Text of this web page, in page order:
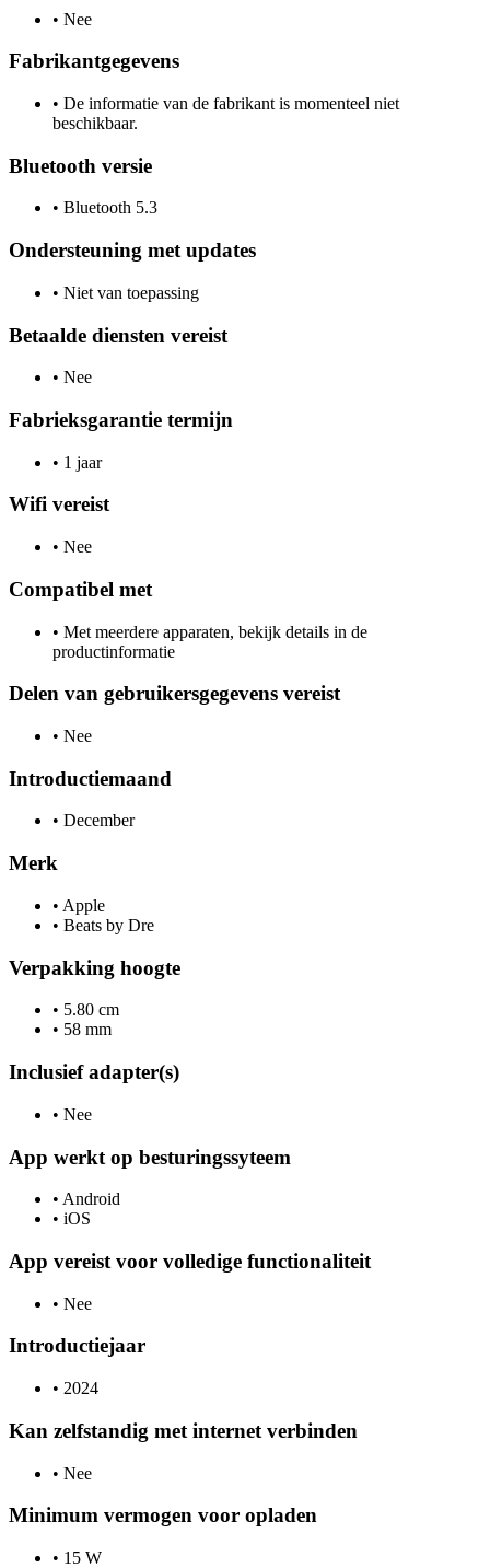
• Nee
Fabrikantgegevens
• De informatie van de fabrikant is momenteel niet
beschikbaar.
Bluetooth versie
• Bluetooth 5.3
Ondersteuning met updates
• Niet van toepassing
Betaalde diensten vereist
• Nee
Fabrieksgarantie termijn
• 1 jaar
Wifi vereist
• Nee
Compatibel met
• Met meerdere apparaten, bekijk details in de
productinformatie
Delen van gebruikersgegevens vereist
• Nee
Introductiemaand
• December
Merk
• Apple
• Beats by Dre
Verpakking hoogte
• 5.80 cm
• 58 mm
Inclusief adapter(s)
• Nee
App werkt op besturingssyteem
• Android
• iOS
App vereist voor volledige functionaliteit
• Nee
Introductiejaar
• 2024
Kan zelfstandig met internet verbinden
• Nee
Minimum vermogen voor opladen
• 15 W